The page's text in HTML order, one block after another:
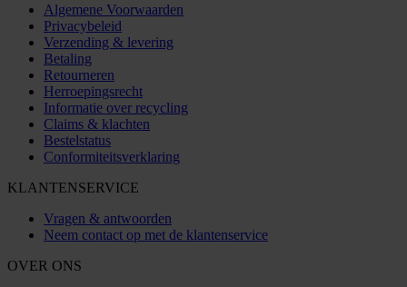
Algemene Voorwaarden
Privacybeleid
Verzending & levering
Betaling
Retourneren
Herroepingsrecht
Informatie over recycling
Claims & klachten
Bestelstatus
Conformiteitsverklaring
KLANTENSERVICE
Vragen & antwoorden
Neem contact op met de klantenservice
OVER ONS